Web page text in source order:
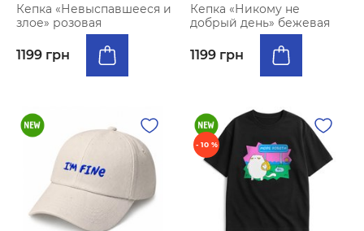
Кепка «Невыспавшееся и
злое» розовая
1199 грн
Кепка «Никому не
добрый день» бежевая
1199 грн
- 10 %